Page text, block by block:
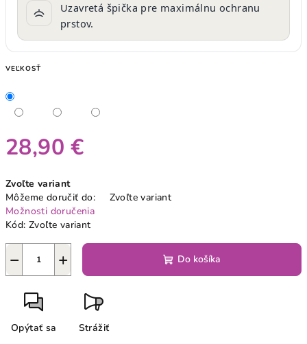
Uzavretá špička pre maximálnu ochranu
prstov.
VEĽKOSŤ
28,90 €
cena:
Zvoľte variant
Môžeme doručiť do:
Zvoľte variant
Možnosti doručenia
Kód: Zvoľte variant
+
− Do košíka
Opýtať sa Strážiť